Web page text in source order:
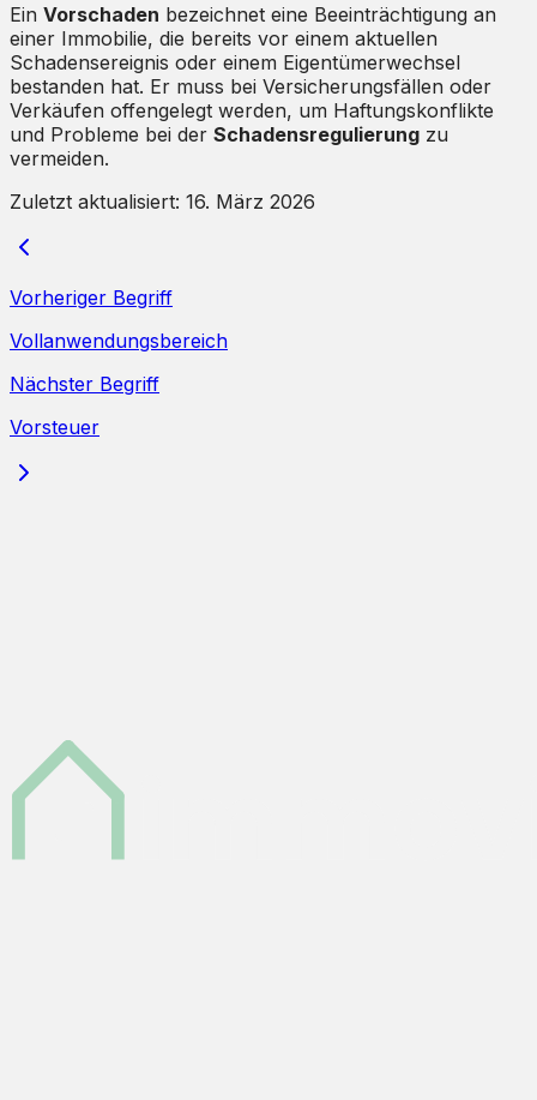
Ein Vorschaden bezeichnet eine Beeinträchtigung an
einer Immobilie, die bereits vor einem aktuellen
Schadensereignis oder einem Eigentümerwechsel
bestanden hat. Er muss bei Versicherungsfällen oder
Verkäufen offengelegt werden, um Haftungskonflikte
und Probleme bei der Schadensregulierung zu
vermeiden.
Zuletzt aktualisiert: 16. März 2026
Vorheriger Begriff
Vollanwendungsbereich
Nächster Begriff
Vorsteuer